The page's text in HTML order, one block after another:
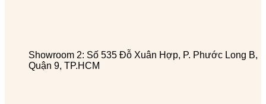
Showroom 2: Số 535 Đỗ Xuân Hợp, P. Phước Long B,
Quận 9, TP.HCM